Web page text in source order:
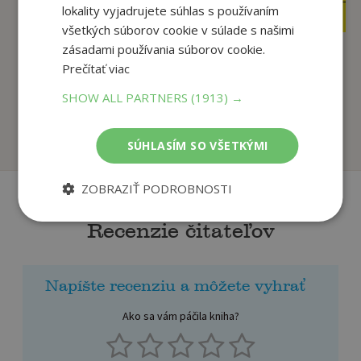
5,95€
Som mama
Tormová Kristína Tormová Kristína
Recenzie čitateľov
Napíšte recenziu a môžete vyhrať
Ako sa vám páčila kniha?
lokality vyjadrujete súhlas s používaním
všetkých súborov cookie v súlade s našimi
zásadami používania súborov cookie.
Prečítať viac
SHOW ALL PARTNERS(1913) →
SÚHLASÍM SO VŠETKÝMI
ZOBRAZIŤ PODROBNOSTI